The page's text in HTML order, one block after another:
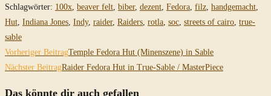
Schlagwörter: 100x, beaver felt, biber, dezent, Fedora, filz, handgemacht,
Hut, Indiana Jones, Indy, raider, Raiders, rotla, soc, streets of cairo, true-
sable
Weitere
Artikel
ansehen
Vorheriger BeitragTemple Fedora Hut (Minenszene) in Sable
Nächster BeitragRaider Fedora Hut in True-Sable / MasterPiece
Das könnte dir auch gefallen